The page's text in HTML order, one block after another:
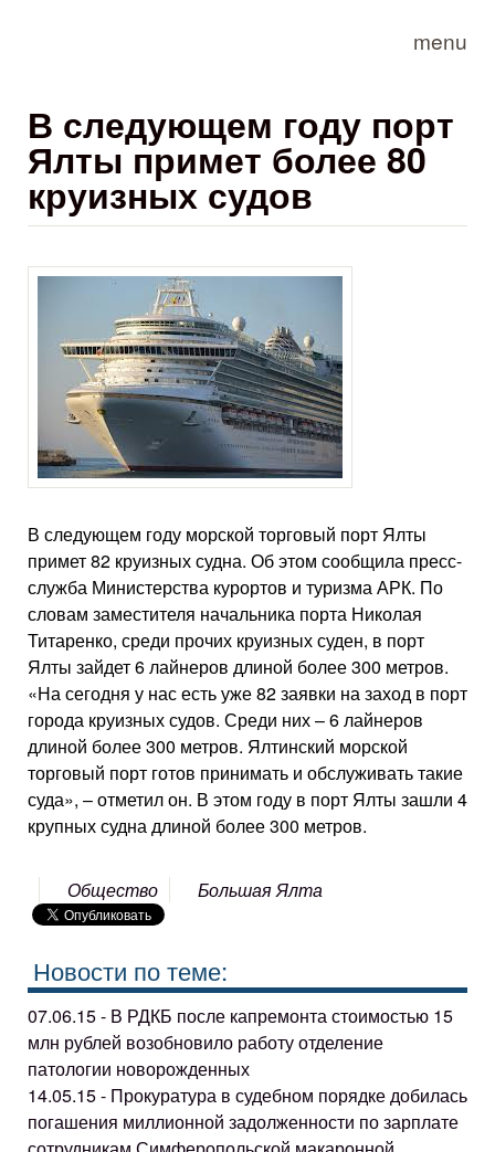
menu
В следующем году порт
Ялты примет более 80
круизных судов
В следующем году морской торговый порт Ялты
примет 82 круизных судна. Об этом сообщила пресс-
служба Министерства курортов и туризма АРК. По
словам заместителя начальника порта Николая
Титаренко, среди прочих круизных суден, в порт
Ялты зайдет 6 лайнеров длиной более 300 метров.
«На сегодня у нас есть уже 82 заявки на заход в порт
города круизных судов. Среди них – 6 лайнеров
длиной более 300 метров. Ялтинский морской
торговый порт готов принимать и обслуживать такие
суда», – отметил он. В этом году в порт Ялты зашли 4
крупных судна длиной более 300 метров.
Общество Большая Ялта
Новости по теме:
07.06.15 - В РДКБ после капремонта стоимостью 15
млн рублей возобновило работу отделение
патологии новорожденных
14.05.15 - Прокуратура в судебном порядке добилась
погашения миллионной задолженности по зарплате